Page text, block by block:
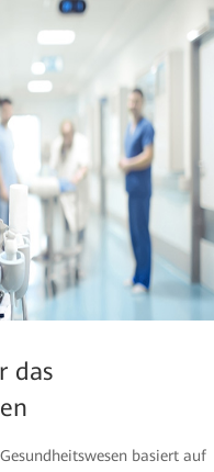
das
basiert auf